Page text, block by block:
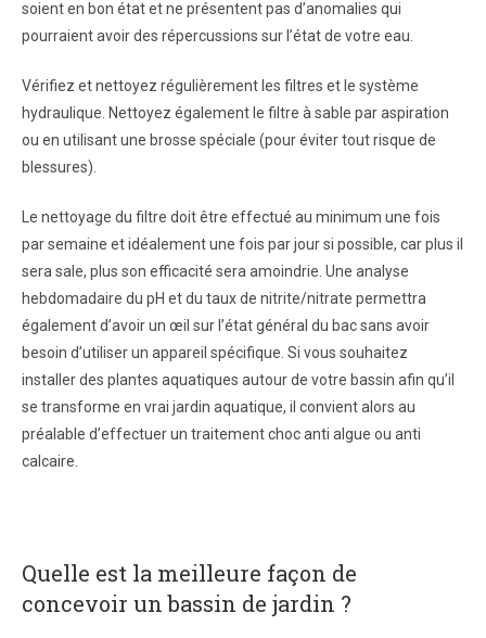
soient en bon état et ne présentent pas d’anomalies qui
pourraient avoir des répercussions sur l’état de votre eau.
Vérifiez et nettoyez régulièrement les filtres et le système
hydraulique. Nettoyez également le filtre à sable par aspiration
ou en utilisant une brosse spéciale (pour éviter tout risque de
blessures).
Le nettoyage du filtre doit être effectué au minimum une fois
par semaine et idéalement une fois par jour si possible, car plus il
sera sale, plus son efficacité sera amoindrie. Une analyse
hebdomadaire du pH et du taux de nitrite/nitrate permettra
également d’avoir un œil sur l’état général du bac sans avoir
besoin d’utiliser un appareil spécifique. Si vous souhaitez
installer des plantes aquatiques autour de votre bassin afin qu’il
se transforme en vrai jardin aquatique, il convient alors au
préalable d’effectuer un traitement choc anti algue ou anti
calcaire.
Quelle est la meilleure façon de
concevoir un bassin de jardin ?